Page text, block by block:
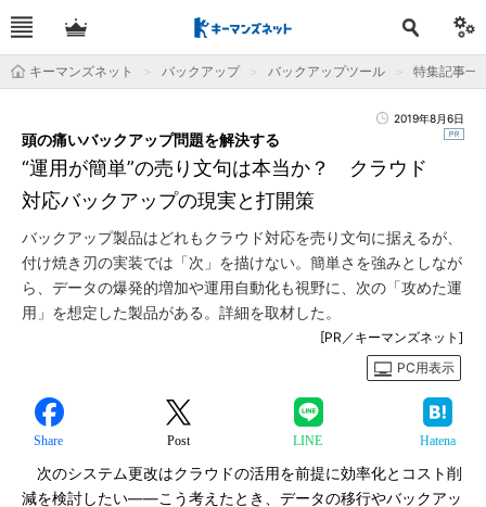
キーマンズネット バックアップ バックアップツール 特集記事一
2019年8月6日
“運用が簡単”の売り文句は本当か？ クラウド
対応バックアップの現実と打開策
頭の痛いバックアップ問題を解決する
バックアップ製品はどれもクラウド対応を売り文句に据えるが、
付け焼き刃の実装では「次」を描けない。簡単さを強みとしなが
ら、データの爆発的増加や運用自動化も視野に、次の「攻めた運
用」を想定した製品がある。詳細を取材した。
[PR／キーマンズネット]
PC用表示
Share Post LINE Hatena
次のシステム更改はクラウドの活用を前提に効率化とコスト削
減を検討したい――こう考えたとき、データの移行やバックアッ